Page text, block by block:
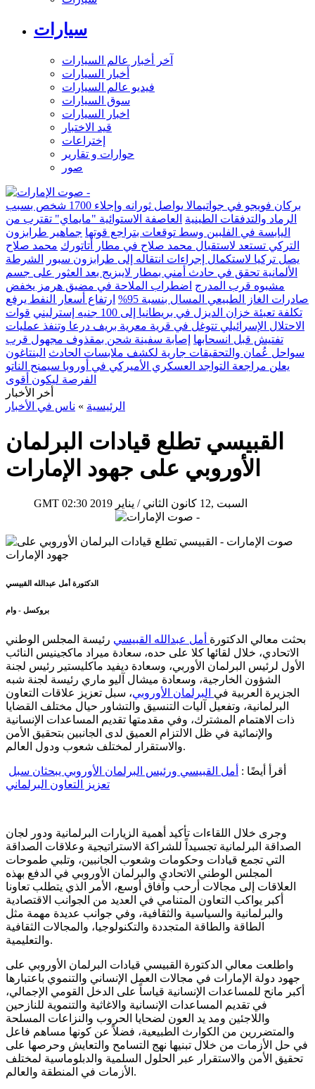
سيارات
آخر أخبار عالم السيارات
أخبار السيارات
فيديو عالم السيارات
سوق السيارات
اخبار السيارات
قيد الاختبار
إختراعات
حوارات و تقارير
صور
بركان فويجو في جواتيمالا يواصل ثورانه وإجلاء 1700 شخص بسبب
الرماد والتدفقات الطينية العاصفة الاستوائية "مايماي" تقترب من
اليابسة في الفلبين وسط توقعات بتراجع قوتها جماهير طرابزون
التركي تستعد لاستقبال محمد صلاح في مطار أتاتورك محمد صلاح
يصل تركيا لاستكمال إجراءات انتقاله إلى طرابزون سبور
الشرطة
الألمانية تحقق في حادث أمني بمطار لايبزيج بعد العثور على جسم
مشبوه قرب المدرج اضطراب الملاحة في مضيق هرمز يخفض
صادرات الغاز الطبيعي المسال بنسبة 95%
ارتفاع أسعار النفط يرفع
تكلفة تعبئة خزان الديزل في بريطانيا إلى 100 جنيه إسترليني
قوات
الاحتلال الإسرائيلي تتوغل في قرية معرية بريف درعا وتنفذ عمليات
تفتيش قبل انسحابها إصابة سفينة شحن بمقذوف مجهول قرب
سواحل عُمان والتحقيقات جارية لكشف ملابسات الحادث البنتاغون
يعلن مراجعة التواجد العسكري الأميركي في أوروبا سيمنح الناتو
الفرصة ليكون أقوى
أخر الأخبار
الرئيسية » ناس في الأخبار
القبيسي تطلع قيادات البرلمان
الأوروبي على جهود الإمارات
GMT 02:30 2019 السبت ,12 كانون الثاني / يناير
الدكتورة أمل عبدالله القبيسي
بروكسل - وام
بحثت معالي الدكتورة أمل عبدالله القبيسي رئيسة المجلس الوطني
الاتحادي، خلال لقائها كلا على حده، سعادة ميراد ماكجينيس النائب
الأول لرئيس البرلمان الأوربي، وسعادة ديفيد ماكليستير رئيس لجنة
الشؤون الخارجية، وسعادة ميشال آليو ماري رئيسة لجنة شبه
الجزيرة العربية في البرلمان الأوروبي، سبل تعزيز علاقات التعاون
البرلمانية، وتفعيل آليات التنسيق والتشاور حيال مختلف القضايا
ذات الاهتمام المشترك، وفي مقدمتها تقديم المساعدات الإنسانية
والإنمائية في ظل الالتزام العميق لدى الجانبين بتحقيق الأمن
والاستقرار لمختلف شعوب ودول العالم.
أقرأ أيضًا : أمل القبيسي ورئيس البرلمان الأوروبي يبحثان سبل
تعزيز التعاون البرلماني
وجرى خلال اللقاءات تأكيد أهمية الزيارات البرلمانية ودور لجان
الصداقة البرلمانية تجسيداً للشراكة الاستراتيجية وعلاقات الصداقة
التي تجمع قيادات وحكومات وشعوب الجانبين، وتلبي طموحات
المجلس الوطني الاتحادي والبرلمان الأوروبي في الدفع بهذه
العلاقات إلى مجالات أرحب وآفاق أوسع، الأمر الذي يتطلب تعاونا
أكبر يواكب التعاون المتنامي في العديد من الجوانب الاقتصادية
والبرلمانية والسياسية والثقافية، وفي جوانب عديدة مهمة مثل
الطاقة والطاقة المتجددة والتكنولوجيا، والمجالات الثقافية
والتعليمية.
واطلعت معالي الدكتورة القبيسي قيادات البرلمان الأوروبي على
جهود دولة الإمارات في مجالات العمل الإنساني والتنموي باعتبارها
أكبر مانح للمساعدات الإنسانية قياساً على الدخل القومي الإجمالي،
في تقديم المساعدات الإنسانية والاغاثية والتنموية للنازحين
واللاجئين ومد يد العون لضحايا الحروب والنزاعات المسلحة
والمتضررين من الكوارث الطبيعية، فضلاً عن كونها مساهم فاعل
في حل الأزمات من خلال تبنيها نهج التسامح والتعايش وحرصها على
تحقيق الأمن والاستقرار عبر الحلول السلمية والدبلوماسية لمختلف
الأزمات في المنطقة والعالم.